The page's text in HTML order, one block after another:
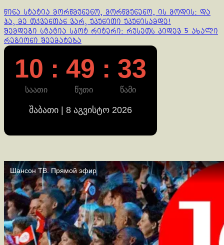
Continue
Reading
წინა სტატია მორწმუნენო, მორწმუნენო, ის მოდის: და
ჰა, მე თქვენთან ვარ, უკუნითი უკუნისამდე!
შემდეგი სტატია სკოტ რიტერი: რუსეთს კიდევ 5 ახალი
რეგიონი შეემატება
10 : 49 : 34
საათი წუთი წამი
შაბათი | 8 აგვისტო 2026